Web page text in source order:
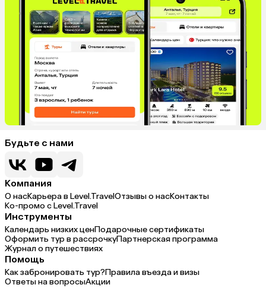
Будьте с нами
Компания
О насКарьера в Level.TravelОтзывы о насКонтакты
Ко-промо с Level.Travel
Инструменты
Календарь низких ценПодарочные сертификаты
Оформить тур в рассрочкуПартнерская программа
Журнал о путешествиях
Помощь
Как забронировать тур?Правила въезда и визы
Ответы на вопросыАкции